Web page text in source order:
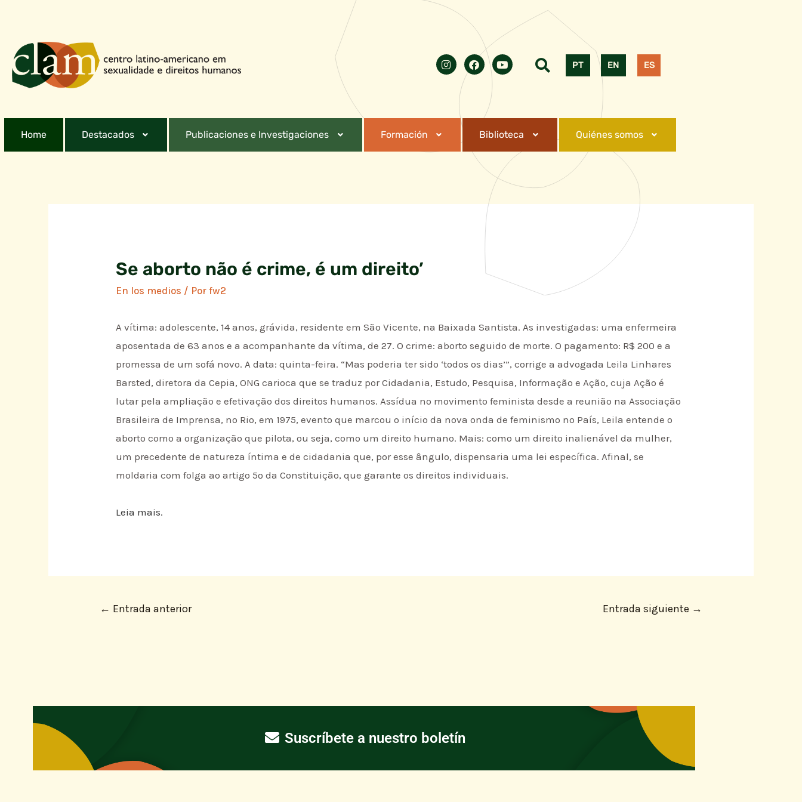
PT EN ES
Home Destacados Publicaciones e Investigaciones Formación Biblioteca Quiénes somos
Se aborto não é crime, é um direito’
En los medios / Porfw2
A vítima: adolescente, 14 anos, grávida, residente em São Vicente, na Baixada Santista. As investigadas: uma enfermeira
aposentada de 63 anos e a acompanhante da vítima, de 27. O crime: aborto seguido de morte. O pagamento: R$ 200 e a
promessa de um sofá novo. A data: quinta-feira. “Mas poderia ter sido ‘todos os dias’”, corrige a advogada Leila Linhares
Barsted, diretora da Cepia, ONG carioca que se traduz por Cidadania, Estudo, Pesquisa, Informação e Ação, cuja Ação é
lutar pela ampliação e efetivação dos direitos humanos. Assídua no movimento feminista desde a reunião na Associação
Brasileira de Imprensa, no Rio, em 1975, evento que marcou o início da nova onda de feminismo no País, Leila entende o
aborto como a organização que pilota, ou seja, como um direito humano. Mais: como um direito inalienável da mulher,
um precedente de natureza íntima e de cidadania que, por esse ângulo, dispensaria uma lei específica. Afinal, se
moldaria com folga ao artigo 5º da Constituição, que garante os direitos individuais.
Leia mais.
← Entrada anterior Entrada siguiente →
Suscríbete a nuestro boletín